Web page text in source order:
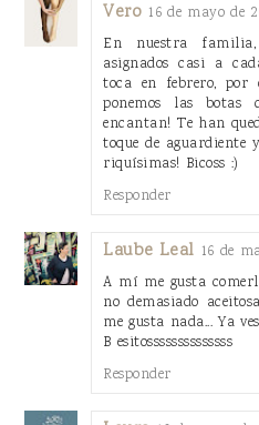
Vero 16 de mayo de
En nuestra
asignados casi a
toca en febrero, por
ponemos las botas
encantan! Te han
toque de aguardiente
riquísimas! Bicoss :)
Responder
Laube Leal 16 de
A mí me gusta
no demasiado
me gusta nada... Ya
B esitossssssssssssss
Responder